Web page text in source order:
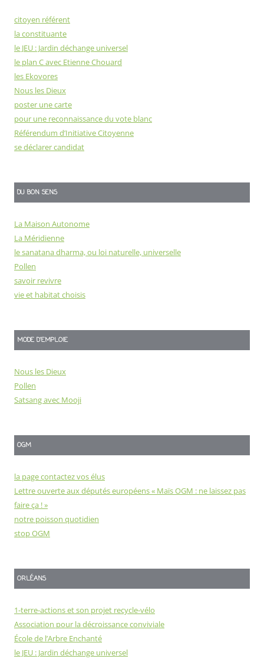
citoyen référent
la constituante
le JEU : Jardin déchange universel
le plan C avec Etienne Chouard
les Ekovores
Nous les Dieux
poster une carte
pour une reconnaissance du vote blanc
Référendum d’Initiative Citoyenne
se déclarer candidat
DU BON SENS
La Maison Autonome
La Méridienne
le sanatana dharma, ou loi naturelle, universelle
Pollen
savoir revivre
vie et habitat choisis
MODE D'EMPLOIE
Nous les Dieux
Pollen
Satsang avec Mooji
OGM
la page contactez vos élus
Lettre ouverte aux députés européens « Maïs OGM : ne laissez pas
faire ça ! »
notre poisson quotidien
stop OGM
ORLÉANS
1-terre-actions et son projet recycle-vélo
Association pour la décroissance conviviale
École de l’Arbre Enchanté
le JEU : Jardin déchange universel